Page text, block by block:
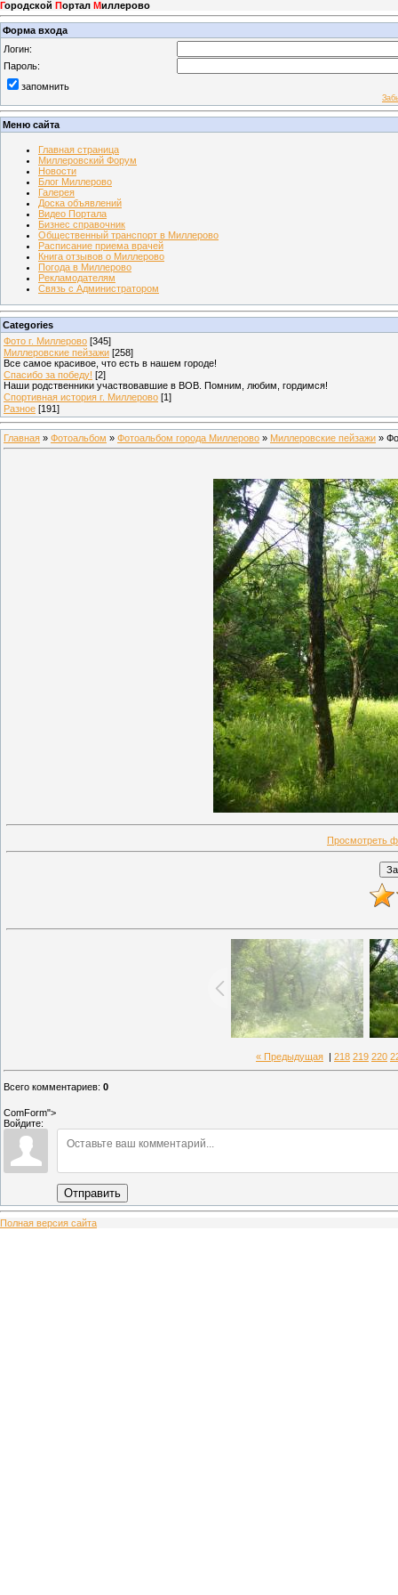
Городской Портал Миллерово
Форма входа
Логин:
Пароль:
запомнить
Меню сайта
Главная страница
Миллеровский Форум
Новости
Блог Миллерово
Галерея
Доска объявлений
Видео Портала
Бизнес справочник
Общественный транспорт в Миллерово
Расписание приема врачей
Книга отзывов о Миллерово
Погода в Миллерово
Рекламодателям
Связь с Администратором
Categories
Фото г. Миллерово [345]
Миллеровские пейзажи [258]
Все самое красивое, что есть в нашем городе!
Спасибо за победу! [2]
Наши родственники участвовавшие в ВОВ. Помним, любим, гордимся!
Спортивная история г. Миллерово [1]
Разное [191]
Главная » Фотоальбом » Фотоальбом города Миллерово » Миллеровские пейзажи »
Просмотреть
« Предыдущая 218 219 220
Всего комментариев: 0
ComForm">
Войдите:
Отправить
Полная версия сайта